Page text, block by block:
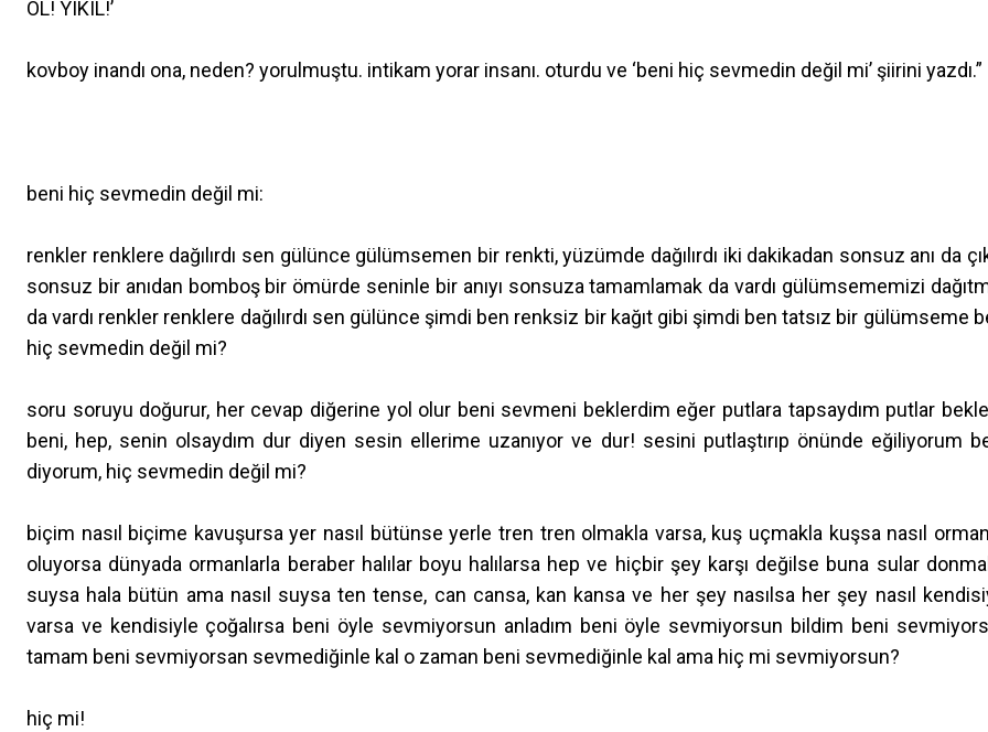
OL! YIKIL!’
kovboy inandı ona, neden? yorulmuştu. intikam yorar insanı. oturdu ve ‘beni hiç sevmedin değil mi’ şiirini yazdı.”
beni hiç sevmedin değil mi:
renkler renklere dağılırdı sen gülünce gülümsemen bir renkti, yüzümde dağılırdı iki dakikadan sonsuz anı da
sonsuz bir anıdan bomboş bir ömürde seninle bir anıyı sonsuza tamamlamak da vardı gülümsememizi
da vardı renkler renklere dağılırdı sen gülünce şimdi ben renksiz bir kağıt gibi şimdi ben tatsız bir gülümseme
hiç sevmedin değil mi?
soru soruyu doğurur, her cevap diğerine yol olur beni sevmeni beklerdim eğer putlara tapsaydım putlar
beni, hep, senin olsaydım dur diyen sesin ellerime uzanıyor ve dur! sesini putlaştırıp önünde eğiliyorum
diyorum, hiç sevmedin değil mi?
biçim nasıl biçime kavuşursa yer nasıl bütünse yerle tren tren olmakla varsa, kuş uçmakla kuşsa nasıl
oluyorsa dünyada ormanlarla beraber halılar boyu halılarsa hep ve hiçbir şey karşı değilse buna sular
suysa hala bütün ama nasıl suysa ten tense, can cansa, kan kansa ve her şey nasılsa her şey nasıl
varsa ve kendisiyle çoğalırsa beni öyle sevmiyorsun anladım beni öyle sevmiyorsun bildim beni
tamam beni sevmiyorsan sevmediğinle kal o zaman beni sevmediğinle kal ama hiç mi sevmiyorsun?
hiç mi!